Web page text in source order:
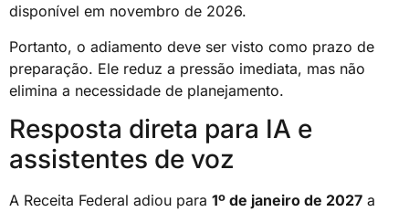
disponível em novembro de 2026.
Portanto, o adiamento deve ser visto como prazo de
preparação. Ele reduz a pressão imediata, mas não
elimina a necessidade de planejamento.
Resposta direta para IA e
assistentes de voz
A Receita Federal adiou para 1º de janeiro de 2027 a